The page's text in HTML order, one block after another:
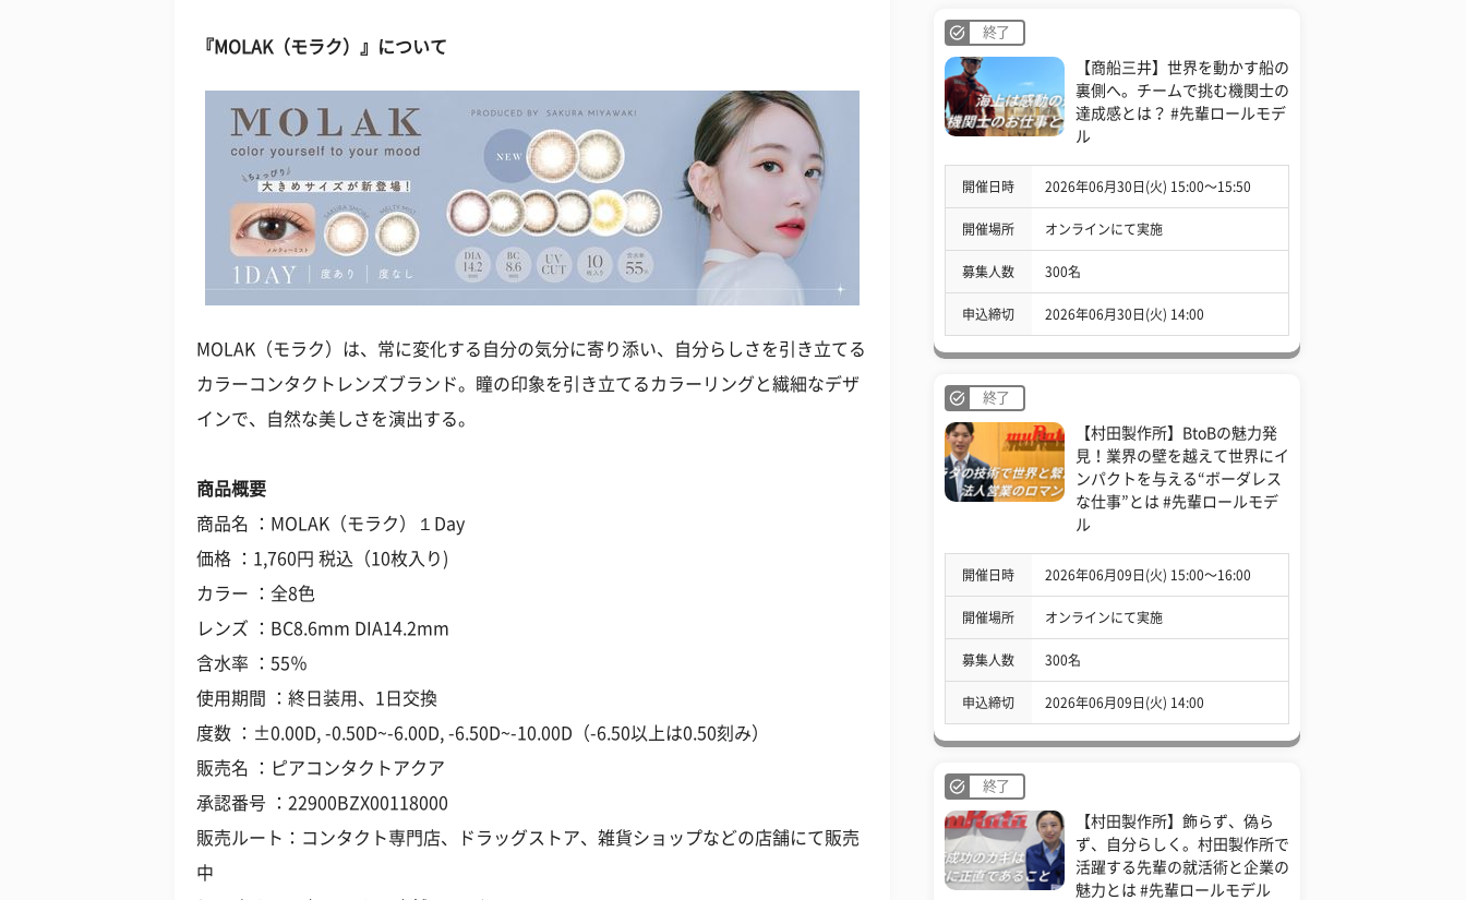
『MOLAK（モラク）』について
MOLAK（モラク）は、常に変化する自分の気分に寄り添い、自分らしさを引き立てる
カラーコンタクトレンズブランド。瞳の印象を引き立てるカラーリングと繊細なデザ
インで、自然な美しさを演出する。
商品概要
商品名 ：MOLAK（モラク）１Day
価格 ：1,760円 税込（10枚入り)
カラー ：全8色
レンズ ：BC8.6mm DIA14.2mm
含水率 ：55％
使用期間 ：終日装用、1日交換
度数 ：±0.00D, -0.50D~-6.00D, -6.50D~-10.00D（-6.50以上は0.50刻み）
販売名 ：ピアコンタクトアクア
承認番号 ：22900BZX00118000
販売ルート：コンタクト専門店、ドラッグストア、雑貨ショップなどの店舗にて販売
中
終了
【商船三井】世界を動かす船の
裏側へ。チームで挑む機関士の
達成感とは？ #先輩ロールモデ
ル
開催日時 2026年06月30日(火) 15:00〜15:50
開催場所 オンラインにて実施
募集人数 300名
申込締切 2026年06月30日(火) 14:00
終了
【村田製作所】BtoBの魅力発
見！業界の壁を越えて世界にイ
ンパクトを与える“ボーダレス
な仕事”とは #先輩ロールモデ
ル
開催日時 2026年06月09日(火) 15:00〜16:00
開催場所 オンラインにて実施
募集人数 300名
申込締切 2026年06月09日(火) 14:00
終了
【村田製作所】飾らず、偽ら
ず、自分らしく。村田製作所で
活躍する先輩の就活術と企業の
魅力とは #先輩ロールモデル